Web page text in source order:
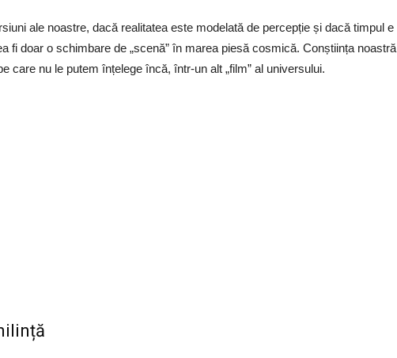
ale noastre, dacă realitatea este modelată de percepție și dacă timpul e
fi doar o schimbare de „scenă” în marea piesă cosmică. Conștiința noastră
care nu le putem înțelege încă, într-un alt „film” al universului.